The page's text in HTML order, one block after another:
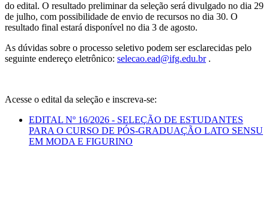
do edital. O resultado preliminar da seleção será divulgado no dia 29
de julho, com possibilidade de envio de recursos no dia 30. O
resultado final estará disponível no dia 3 de agosto.
As dúvidas sobre o processo seletivo podem ser esclarecidas pelo
seguinte endereço eletrônico: selecao.ead@ifg.edu.br.
Acesse o edital da seleção e inscreva-se:
EDITAL Nº 16/2026 - SELEÇÃO DE ESTUDANTES
PARA O CURSO DE PÓS-GRADUAÇÃO LATO SENSU
EM MODA E FIGURINO